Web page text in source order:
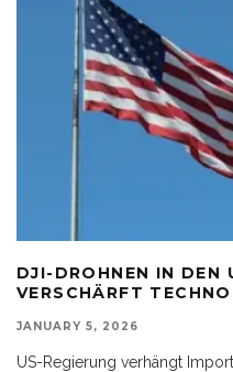
DJI-DROHNEN IN DEN
VERSCHÄRFT
JANUARY 5, 2026
US-Regierung verhängt